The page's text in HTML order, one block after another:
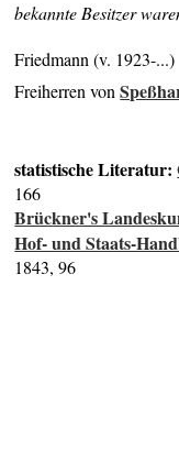
bekannte Besitzer
Friedmann (v. 1923-...)
Freiherren von
statistische Literatur:
166
Brückner's
Hof- und Staats-
1843, 96